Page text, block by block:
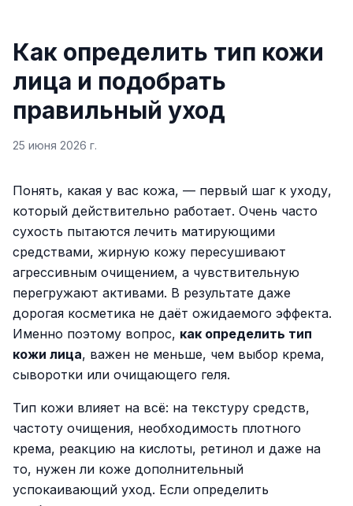
Как определить тип кожи
лица и подобрать
правильный уход
25 июня 2026 г.
Понять, какая у вас кожа, — первый шаг к уходу,
который действительно работает. Очень часто
сухость пытаются лечить матирующими
средствами, жирную кожу пересушивают
агрессивным очищением, а чувствительную
перегружают активами. В результате даже
дорогая косметика не даёт ожидаемого эффекта.
Именно поэтому вопрос, как определить тип
кожи лица, важен не меньше, чем выбор крема,
сыворотки или очищающего геля.
Тип кожи влияет на всё: на текстуру средств,
частоту очищения, необходимость плотного
крема, реакцию на кислоты, ретинол и даже на
то, нужен ли коже дополнительный
успокаивающий уход. Если определить